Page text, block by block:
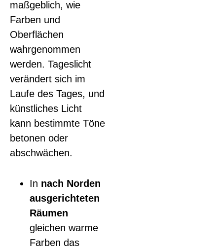
maßgeblich, wie
Farben und
Oberflächen
wahrgenommen
werden. Tageslicht
verändert sich im
Laufe des Tages, und
künstliches Licht
kann bestimmte Töne
betonen oder
abschwächen.
In nach Norden
ausgerichteten
Räumen
gleichen warme
Farben das